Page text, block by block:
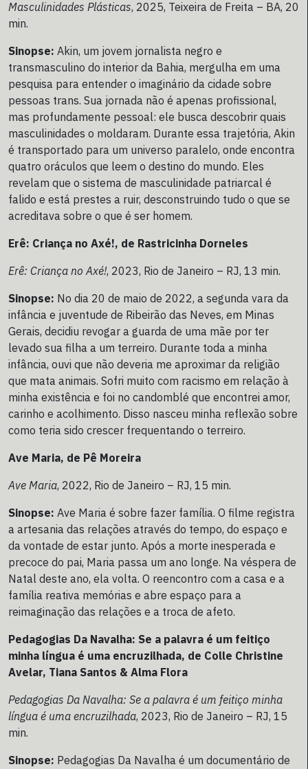
Masculinidades Plásticas, 2025, Teixeira de Freita – BA, 20
min.
Sinopse: Akin, um jovem jornalista negro e
transmasculino do interior da Bahia, mergulha em uma
pesquisa para entender o imaginário da cidade sobre
pessoas trans. Sua jornada não é apenas profissional,
mas profundamente pessoal: ele busca descobrir quais
masculinidades o moldaram. Durante essa trajetória, Akin
é transportado para um universo paralelo, onde encontra
quatro oráculos que leem o destino do mundo. Eles
revelam que o sistema de masculinidade patriarcal é
falido e está prestes a ruir, desconstruindo tudo o que se
acreditava sobre o que é ser homem.
Erê: Criança no Axé!, de Rastricinha Dorneles
Erê: Criança no Axé!, 2023, Rio de Janeiro – RJ, 13 min.
Sinopse: No dia 20 de maio de 2022, a segunda vara da
infância e juventude de Ribeirão das Neves, em Minas
Gerais, decidiu revogar a guarda de uma mãe por ter
levado sua filha a um terreiro. Durante toda a minha
infância, ouvi que não deveria me aproximar da religião
que mata animais. Sofri muito com racismo em relação à
minha existência e foi no candomblé que encontrei amor,
carinho e acolhimento. Disso nasceu minha reflexão sobre
como teria sido crescer frequentando o terreiro.
Ave Maria, de Pê Moreira
Ave Maria, 2022, Rio de Janeiro – RJ, 15 min.
Sinopse: Ave Maria é sobre fazer família. O filme registra
a artesania das relações através do tempo, do espaço e
da vontade de estar junto. Após a morte inesperada e
precoce do pai, Maria passa um ano longe. Na véspera de
Natal deste ano, ela volta. O reencontro com a casa e a
família reativa memórias e abre espaço para a
reimaginação das relações e a troca de afeto.
Pedagogias Da Navalha: Se a palavra é um feitiço
minha língua é uma encruzilhada, de Colle Christine
Avelar, Tiana Santos & Alma Flora
Pedagogias Da Navalha: Se a palavra é um feitiço minha
língua é uma encruzilhada, 2023, Rio de Janeiro – RJ, 15
min.
Sinopse: Pedagogias Da Navalha é um documentário de